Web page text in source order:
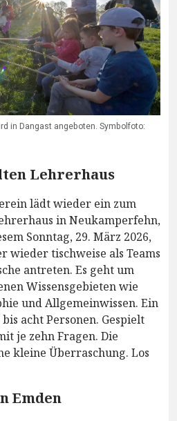
in Dangast angeboten. Symbolfoto:
Lehrerhaus
lädt wieder ein zum
in Neukamperfehn,
Sonntag, 29. März 2026,
wieder tischweise als Teams
antreten. Es geht um
Wissensgebieten wie
und Allgemeinwissen. Ein
acht Personen. Gespielt
je zehn Fragen. Die
kleine Überraschung. Los
Emden